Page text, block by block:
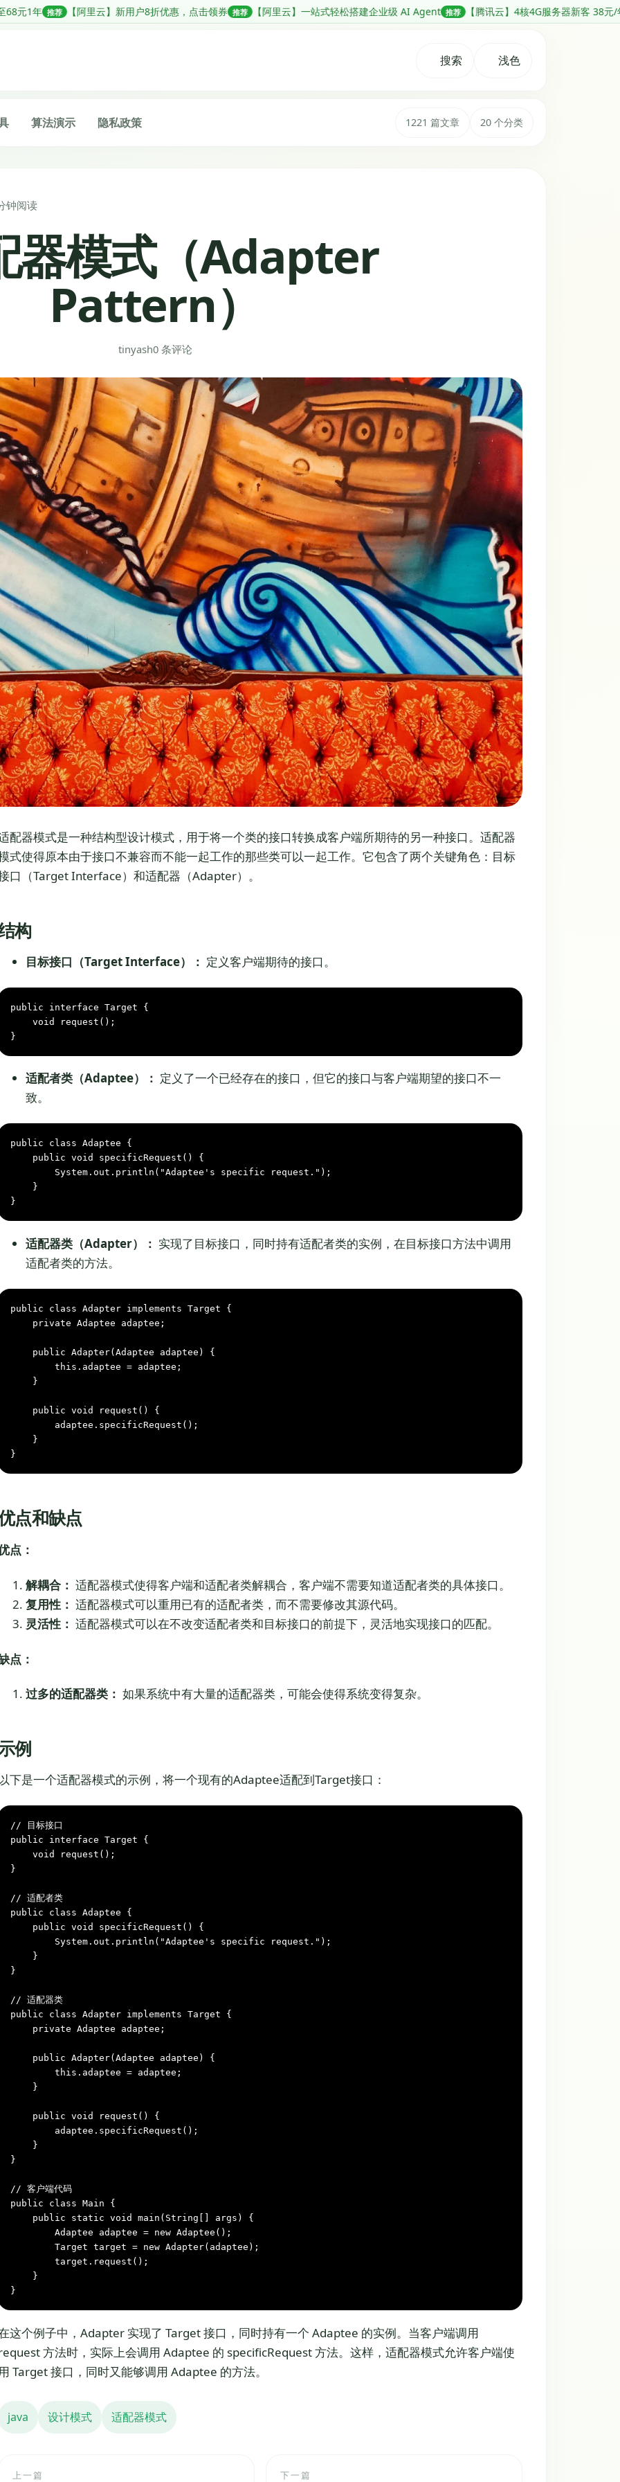
】新用户8折优惠，点击领券 推荐 【阿里云】一站式轻松搭建企业级 AI Agent 推荐 【腾讯云】4核4G服务器新客 38元/年起，香港地域服务
搜索 浅色
算法演示 隐私政策 1221 篇文章 20 个分类
钟阅读
器模式（Adapter
Pattern）
tinyash0 条评论
配器模式是一种结构型设计模式，用于将一个类的接口转换成客户端所期待的另一种接口。适配器
式使得原本由于接口不兼容而不能一起工作的那些类可以一起工作。它包含了两个关键角色：目标
口（Target Interface）和适配器（Adapter）。
构
目标接口（Target Interface）： 定义客户端期待的接口。
public interface Target {
void
request() ;
}
适配者类（Adaptee）： 定义了一个已经存在的接口，但它的接口与客户端期望的接口不一
致。
public class Adaptee {
public void specificRequest()
{
        System.out.println(
"Adaptee's specific request." );
}
适配器类（Adapter）： 实现了目标接口，同时持有适配者类的实例，在目标接口方法中调用
适配者类的方法。
public class Adapter implements Target {
private Adaptee adaptee;
public Adapter(Adaptee adaptee)
{
this .adaptee = adaptee;
public void request()
{
}
点和缺点
点：
解耦合： 适配器模式使得客户端和适配者类解耦合，客户端不需要知道适配者类的具体接口。
复用性： 适配器模式可以重用已有的适配者类，而不需要修改其源代码。
灵活性： 适配器模式可以在不改变适配者类和目标接口的前提下，灵活地实现接口的匹配。
点：
过多的适配器类： 如果系统中有大量的适配器类，可能会使得系统变得复杂。
例
下是一个适配器模式的示例，将一个现有的Adaptee适配到Target接口：
// 目标接口
public
interface Target {
void
request() ;
}
// 适配者类
public
class Adaptee {
public void specificRequest()
{
        System.out.println(
"Adaptee's specific request." );
}
// 适配器类
public
class Adapter implements Target {
private Adaptee adaptee;
public Adapter(Adaptee adaptee)
{
this .adaptee = adaptee;
public void request()
{
}
// 客户端代码
public
class Main {
public
static void main(String[] args)
{
Adaptee
adaptee = new Adaptee ();
Target target = new Adapter(adaptee);
}
这个例子中，Adapter 实现了 Target 接口，同时持有一个 Adaptee 的实例。当客户端调用
方法时，实际上会调用 Adaptee 的 specificRequest 方法。这样，适配器模式允许客户端使
Target 接口，同时又能够调用 Adaptee 的方法。
java 设计模式 适配器模式
上一篇 下一篇